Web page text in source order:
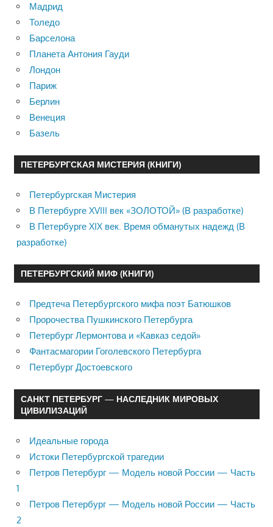
Мадрид
Толедо
Барселона
Планета Антония Гауди
Лондон
Париж
Берлин
Венеция
Базель
ПЕТЕРБУРГСКАЯ МИСТЕРИЯ (КНИГИ)
Петербургская Мистерия
В Петербурге XVIII век «ЗОЛОТОЙ» (В разработке)
В Петербурге XIX век. Время обманутых надежд (В
разработке)
ПЕТЕРБУРГСКИЙ МИФ (КНИГИ)
Предтеча Петербургского мифа поэт Батюшков
Пророчества Пушкинского Петербурга
Петербург Лермонтова и «Кавказ седой»
Фантасмагории Гоголевского Петербурга
Петербург Достоевского
САНКТ ПЕТЕРБУРГ — НАСЛЕДНИК МИРОВЫХ
ЦИВИЛИЗАЦИЙ
Идеальные города
Истоки Петербургской трагедии
Петров Петербург — Модель новой России — Часть
1
Петров Петербург — Модель новой России — Часть
2